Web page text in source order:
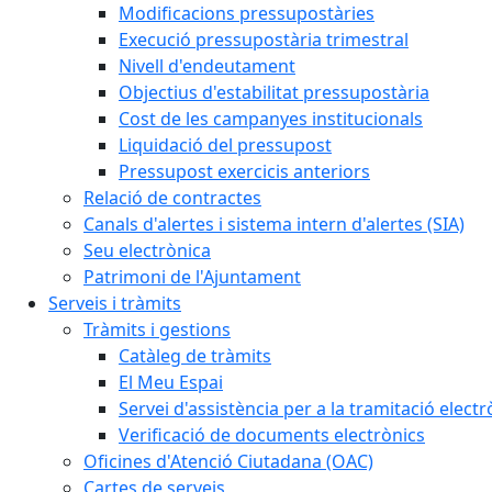
Modificacions pressupostàries
Execució pressupostària trimestral
Nivell d'endeutament
Objectius d'estabilitat pressupostària
Cost de les campanyes institucionals
Liquidació del pressupost
Pressupost exercicis anteriors
Relació de contractes
Canals d'alertes i sistema intern d'alertes (SIA)
Seu electrònica
Patrimoni de l'Ajuntament
Serveis i tràmits
Tràmits i gestions
Catàleg de tràmits
El Meu Espai
Servei d'assistència per a la tramitació
Verificació de documents electrònics
Oficines d'Atenció Ciutadana (OAC)